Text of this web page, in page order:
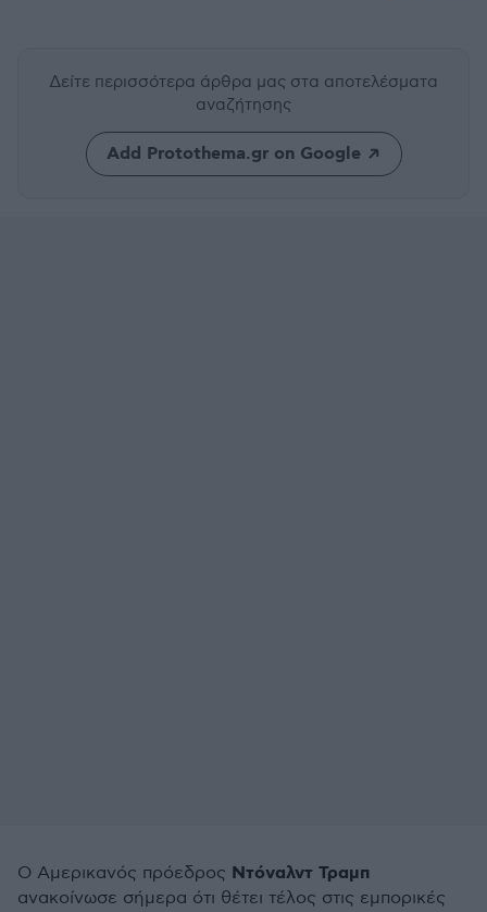
Δείτε περισσότερα άρθρα μας στα αποτελέσματα
αναζήτησης
Add Protothema.gr on Google
Ο Αμερικανός πρόεδρος Ντόναλντ Τραμπ
ανακοίνωσε σήμερα ότι θέτει τέλος στις εμπορικές